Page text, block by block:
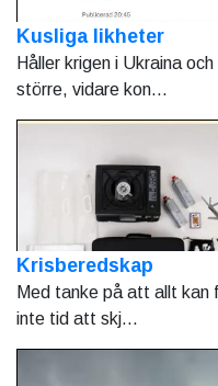
Kusliga likheter
Håller krigen i Ukraina
större, vidare kon...
Krisberedskap
Med tanke på att allt kan
inte tid att skj...